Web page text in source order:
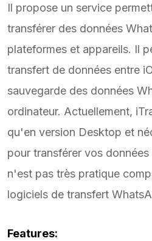
Il propose un service
transférer des données
plateformes et appareils. Il
transfert de données entre
sauvegarde des données
ordinateur. Actuellement,
qu'en version Desktop et
pour transférer vos
n'est pas très pratique
logiciels de transfert
Features: